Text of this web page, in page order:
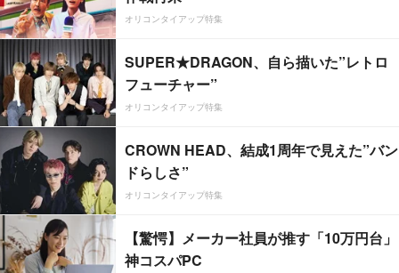
オリコンタイアップ特集
SUPER★DRAGON、自ら描いた”レトロ
フューチャー”
オリコンタイアップ特集
CROWN HEAD、結成1周年で見えた”バン
ドらしさ”
オリコンタイアップ特集
【驚愕】メーカー社員が推す「10万円台」
神コスパPC